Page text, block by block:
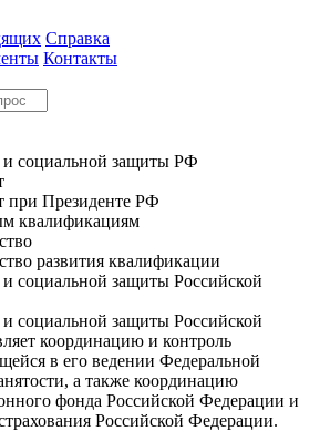
Справка
Контакты
и социальной защиты РФ
при Президенте РФ
квалификациям
развития квалификации
социальной защиты Российской
социальной защиты Российской
координацию и контроль
в его ведении Федеральной
а также координацию
фонда Российской Федерации и
Российской Федерации.